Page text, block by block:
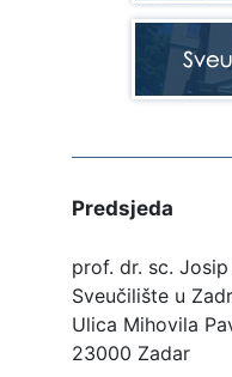
Predsjeda
prof. dr. sc.
Sveučilište u
Ulica Mihovila
23000 Zadar